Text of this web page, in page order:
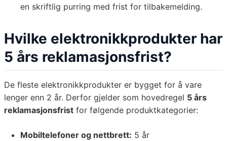
en skriftlig purring med frist for tilbakemelding.
Hvilke elektronikkprodukter har
5 års reklamasjonsfrist?
De fleste elektronikkprodukter er bygget for å vare
lenger enn 2 år. Derfor gjelder som hovedregel 5 års
reklamasjonsfrist for følgende produktkategorier:
Mobiltelefoner og nettbrett: 5 år